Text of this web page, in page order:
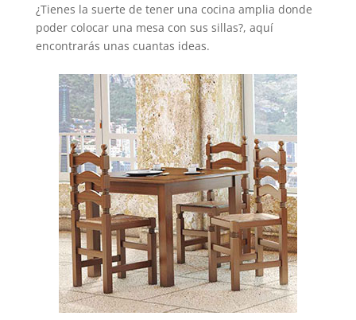
¿Tienes la suerte de tener una cocina amplia donde
poder colocar una mesa con sus sillas?, aquí
encontrarás unas cuantas ideas.